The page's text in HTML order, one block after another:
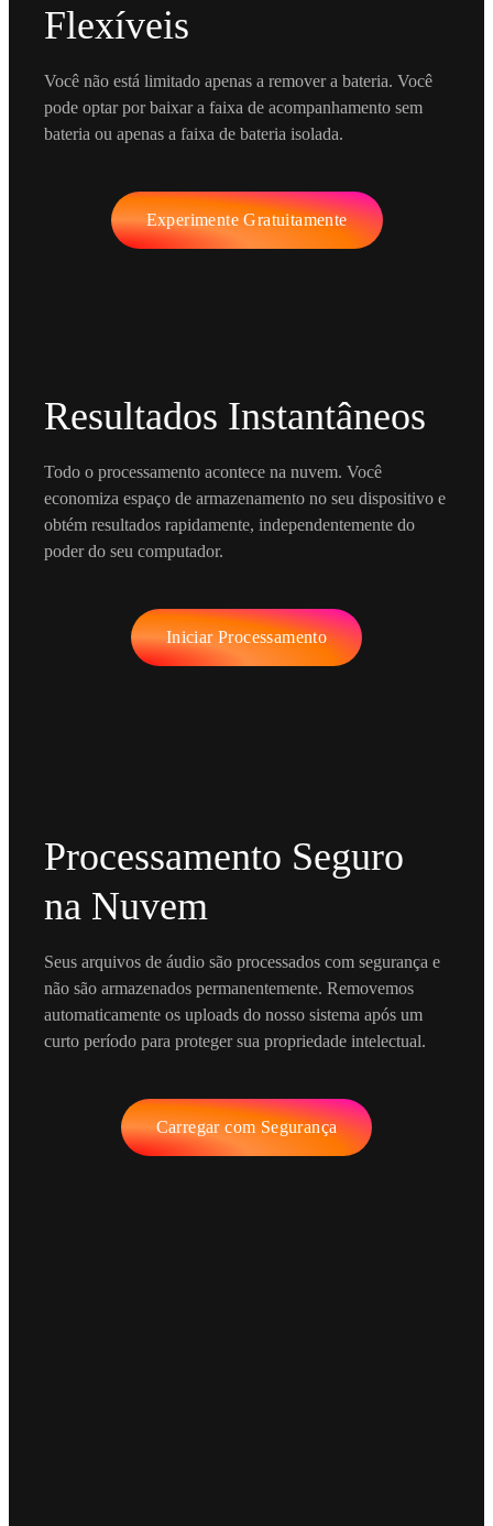
Flexíveis
Você não está limitado apenas a remover a bateria. Você
pode optar por baixar a faixa de acompanhamento sem
bateria ou apenas a faixa de bateria isolada.
Experimente Gratuitamente
Resultados Instantâneos
Todo o processamento acontece na nuvem. Você
economiza espaço de armazenamento no seu dispositivo e
obtém resultados rapidamente, independentemente do
poder do seu computador.
Iniciar Processamento
Processamento Seguro
na Nuvem
Seus arquivos de áudio são processados com segurança e
não são armazenados permanentemente. Removemos
automaticamente os uploads do nosso sistema após um
curto período para proteger sua propriedade intelectual.
Carregar com Segurança